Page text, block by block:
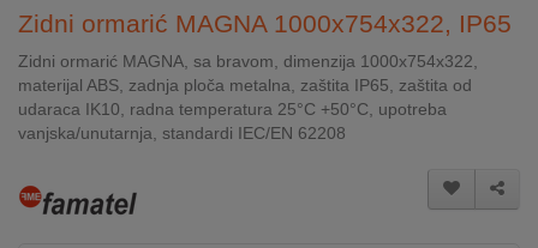
PC
Zidni ormarić MAGNA 1000x754x322, IP65
Zidni ormarić MAGNA, sa bravom, dimenzija 1000x754x322,
materijal ABS, zadnja ploča metalna, zaštita IP65, zaštita od
udaraca IK10, radna temperatura 25°C +50°C, upotreba
vanjska/unutarnja, standardi IEC/EN 62208